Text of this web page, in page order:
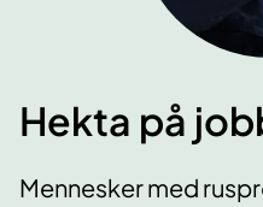
Hekta på
Mennesker med